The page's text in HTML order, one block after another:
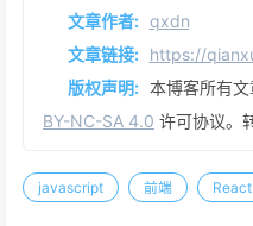
文章作者: qxdn
文章链接: https://
版权声明: 本博客所有
BY-NC-SA 4.0 许可协议。
javascript 前端 React